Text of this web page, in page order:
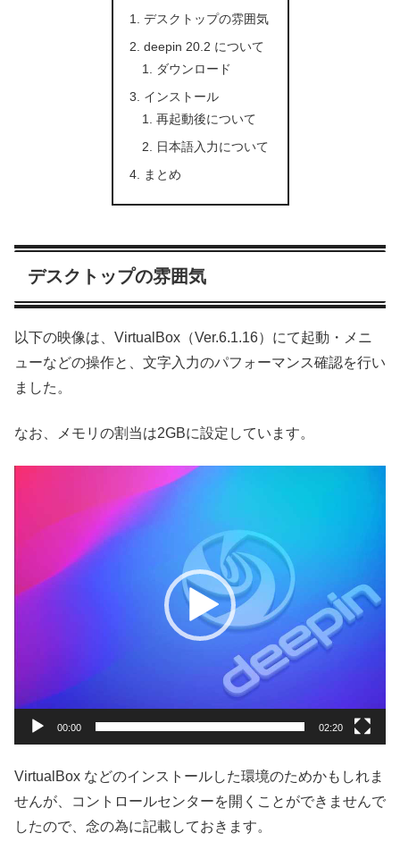
デスクトップの雰囲気
deepin 20.2 について
ダウンロード
インストール
再起動後について
日本語入力について
まとめ
デスクトップの雰囲気
以下の映像は、VirtualBox（Ver.6.1.16）にて起動・メニ
ューなどの操作と、文字入力のパフォーマンス確認を行い
ました。
なお、メモリの割当は2GBに設定しています。
ヤ
00:00 02:20
VirtualBox などのインストールした環境のためかもしれま
せんが、コントロールセンターを開くことができませんで
したので、念の為に記載しておきます。